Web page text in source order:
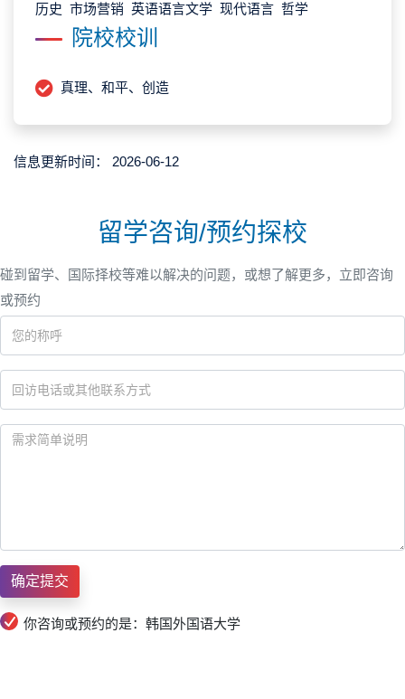
历史 市场营销 英语语言文学 现代语言 哲学
院校校训
真理、和平、创造
信息更新时间： 2026-06-12
留学咨询/预约探校
碰到留学、国际择校等难以解决的问题，或想了解更多，立即咨询
或预约
你咨询或预约的是：韩国外国语大学